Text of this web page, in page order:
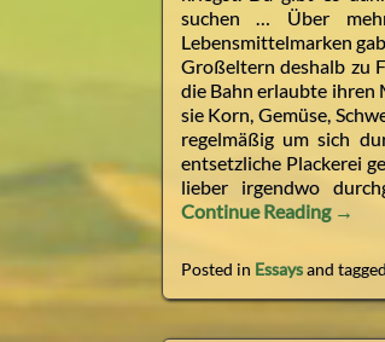
suchen … Über
Lebensmittelmarken
Großeltern deshalb zu
die Bahn erlaubte ihren
sie Korn, Gemüse,
regelmäßig um sich
entsetzliche Plackerei
lieber irgendwo
Continue Reading →
Posted in Essaysand tagged